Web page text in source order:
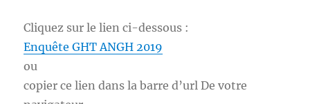
Cliquez sur le lien ci-dessous :
Enquête GHT ANGH 2019
ou
copier ce lien dans la barre d’url De votre